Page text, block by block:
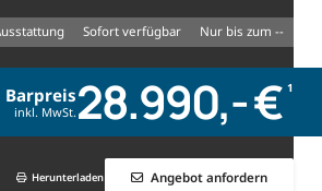
sofort verfügbar nur bis zum --
Barpreis
inkl. MwSt. 28.990,- € 1
Herunterladen Angebot anfordern